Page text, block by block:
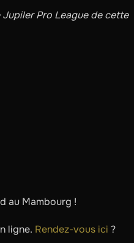
Pro League de cette
au Mambourg !
ligne. Rendez-vous ici ?